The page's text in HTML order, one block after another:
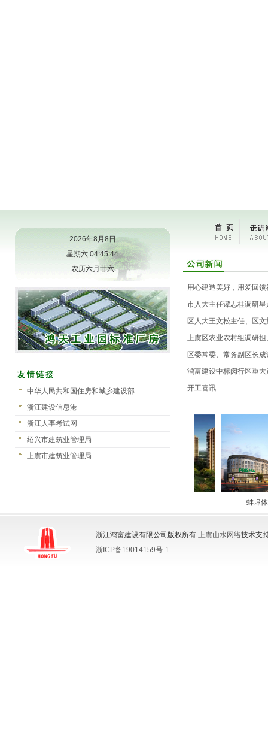
2026年8月8日
星期六 04:45:45
农历六月廿六
中华人民共和国住房和城乡建设部
浙江建设信息港
浙江人事考试网
绍兴市建筑业管理局
上虞市建筑业管理局
用心建造美好，用爱回
上虞区“慈善奉献奖”
市人大主任谭志桂调研
振兴工作，强调政企联
区人大王文松主任、区
赴担山村调研星越谷项目
上虞区农业农村组调研担
区委常委、常务副区长
鸿富建设中标闵行区重大
开工喜讯
蚌埠体
浙江鸿富建设有限公司版权所有 上虞山水网络技术支
浙ICP备19014159号-1